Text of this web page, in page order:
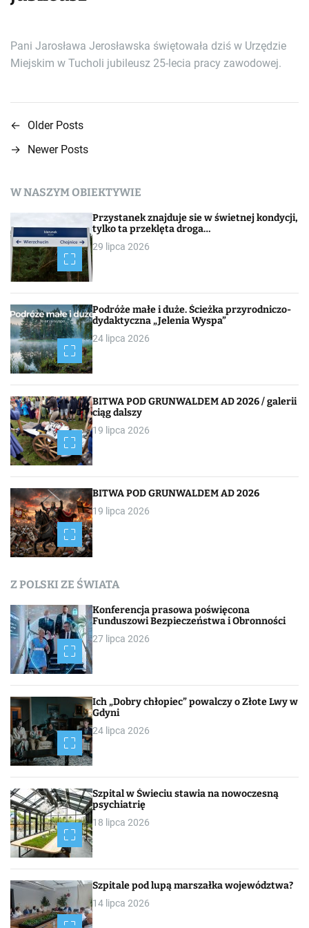
Pani Jarosława Jerosławska świętowała dziś w Urzędzie
Miejskim w Tucholi jubileusz 25-lecia pracy zawodowej.
N
a
g
a
c
j
a
p
o
w
p
i
s
a
c
h
←
Older Posts
→
Newer Posts
W NASZYM OBIEKTYWIE
Przystanek znajduje sie w świetnej kondycji,
tylko ta przeklęta droga…
29 lipca 2026
Podróże małe i duże. Ścieżka przyrodniczo-
dydaktyczna „Jelenia Wyspa”
24 lipca 2026
BITWA POD GRUNWALDEM AD 2026 / galerii
ciąg dalszy
19 lipca 2026
BITWA POD GRUNWALDEM AD 2026
19 lipca 2026
Z POLSKI ZE ŚWIATA
Konferencja prasowa poświęcona
Funduszowi Bezpieczeństwa i Obronności
27 lipca 2026
Ich „Dobry chłopiec” powalczy o Złote Lwy w
Gdyni
24 lipca 2026
Szpital w Świeciu stawia na nowoczesną
psychiatrię
18 lipca 2026
Szpitale pod lupą marszałka województwa?
14 lipca 2026